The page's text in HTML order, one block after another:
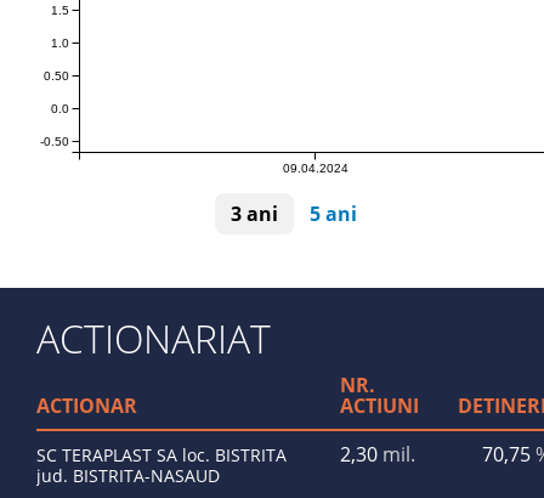
09.04.2024
-0.50
0.0
0.50
1.0
1.5
3 ani 5 ani
ACTIONARIAT
ACTIONAR
NR.
ACTIUNI
SC TERAPLAST SA loc. BISTRITA
jud. BISTRITA-NASAUD
2,30 mil. 70,75